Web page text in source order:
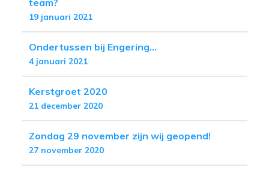
19 januari 2021
Ondertussen bij Engering...
4 januari 2021
Kerstgroet 2020
21 december 2020
Zondag 29 november zijn wij geopend!
27 november 2020